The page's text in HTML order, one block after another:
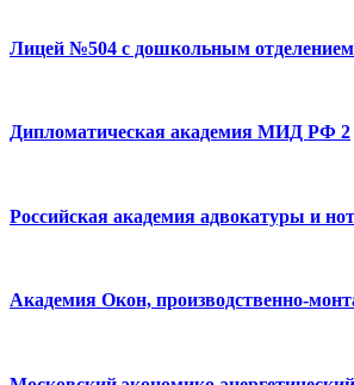
Лицей №504 с дошкольным
Дипломатическая академия МИД РФ 2
Российская академия адвокатуры и
Академия Окон, производственно-